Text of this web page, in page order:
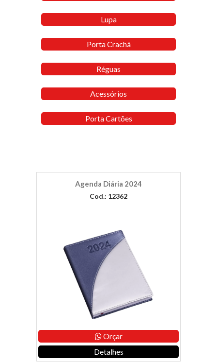
Lupa
Porta Crachá
Réguas
Acessórios
Porta Cartões
Agenda Diária 2024
Cod.: 12362
Orçar
Detalhes